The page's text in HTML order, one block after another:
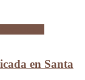
en Santa